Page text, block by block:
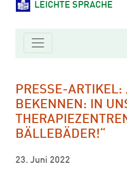
LEICHTE SPRACHE
PRESSE-ARTIKEL:
BEKENNEN: IN
BÄLLEBÄDER!“
23. Juni 2022